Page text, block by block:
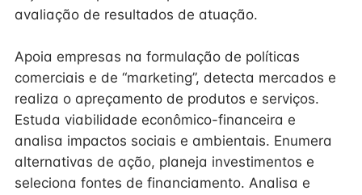
avaliação de resultados de atuação.
Apoia empresas na formulação de políticas
comerciais e de “marketing”, detecta mercados e
realiza o apreçamento de produtos e serviços.
Estuda viabilidade econômico-financeira e
analisa impactos sociais e ambientais. Enumera
alternativas de ação, planeja investimentos e
seleciona fontes de financiamento. Analisa e